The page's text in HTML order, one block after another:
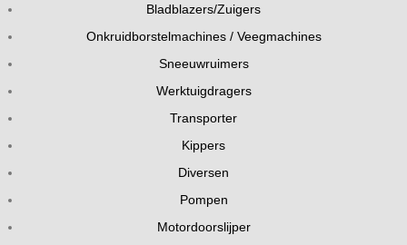
Bladblazers/Zuigers
Onkruidborstelmachines / Veegmachines
Sneeuwruimers
Werktuigdragers
Transporter
Kippers
Diversen
Pompen
Motordoorslijper